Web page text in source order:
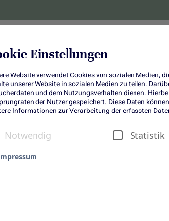
Einstellungen
Website verwendet Cookies von sozialen Medien,
unserer Website in sozialen Medien zu teilen.
und dem Nutzungsverhalten dienen.
der Nutzer gespeichert. Diese Daten
Informationen zur Verarbeitung der erfassten
Notwendig Statistik
passt nicht nur zu Süßspeisen, sondern
für Flammkuchen mit Rhabarber für Dich. Du